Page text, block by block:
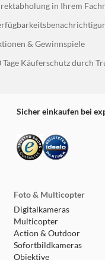
über die Hörzeit
von bis zu 10
drei Stunden
JBL Junior
Geräteständer
in Ihrem
& Gewinnspiele
Tage Käuferschutz durch
Sicher einkaufen bei
Foto & Multicopter
Digitalkameras
Multicopter
Action & Outdoor
Sofortbildkameras
Objektive